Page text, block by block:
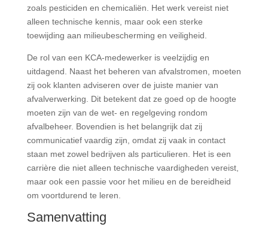
zoals pesticiden en chemicaliën. Het werk vereist niet
alleen technische kennis, maar ook een sterke
toewijding aan milieubescherming en veiligheid.
De rol van een KCA-medewerker is veelzijdig en
uitdagend. Naast het beheren van afvalstromen, moeten
zij ook klanten adviseren over de juiste manier van
afvalverwerking. Dit betekent dat ze goed op de hoogte
moeten zijn van de wet- en regelgeving rondom
afvalbeheer. Bovendien is het belangrijk dat zij
communicatief vaardig zijn, omdat zij vaak in contact
staan met zowel bedrijven als particulieren. Het is een
carrière die niet alleen technische vaardigheden vereist,
maar ook een passie voor het milieu en de bereidheid
om voortdurend te leren.
Samenvatting